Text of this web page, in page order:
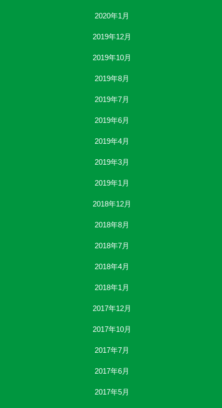
2020年1月
2019年12月
2019年10月
2019年8月
2019年7月
2019年6月
2019年4月
2019年3月
2019年1月
2018年12月
2018年8月
2018年7月
2018年4月
2018年1月
2017年12月
2017年10月
2017年7月
2017年6月
2017年5月